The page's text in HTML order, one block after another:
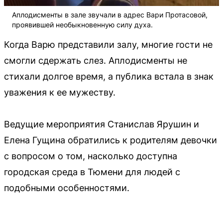
Аплодисменты в зале звучали в адрес Вари Протасовой,
проявившей необыкновенную силу духа.
Когда Варю представили залу, многие гости не
смогли сдержать слез. Аплодисменты не
стихали долгое время, а публика встала в знак
уважения к ее мужеству.
Ведущие мероприятия Станислав Ярушин и
Елена Гущина обратились к родителям девочки
с вопросом о том, насколько доступна
городская среда в Тюмени для людей с
подобными особенностями.